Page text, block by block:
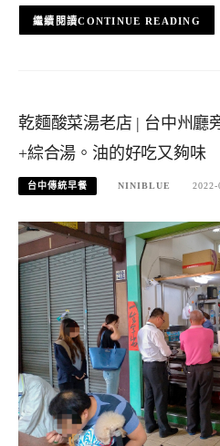
CONTINUE READING
乾麵酸菜湯老店 | 台中州廳
+綜合湯。油的好吃又夠味
台中傳統早餐 NINIBLUE 2022-